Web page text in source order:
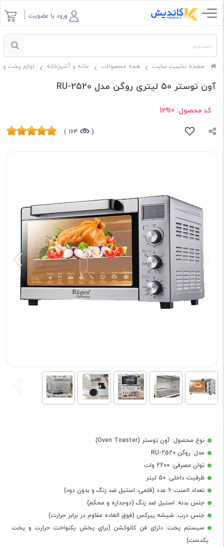
ورود یا عضویت
صفحه نخست سایت همه محصولات خانه و آشپزخانه لوازم پخت و
آون توستر 50 لیتری روگن مدل RU-2520
کد محصول: 12910
(
164 )
نوع محصول: آون توستر (Oven Toaster)
مدل: روگن RU-2520
توان مصرفی: 2200 وات
ظرفیت داخلی: 50 لیتر
تعداد المنت: 6 عدد (قلمی، استیل ضد زنگ و بدون دود)
جنس بدنه: استیل ضد زنگ (دوجداره و محکم)
جنس درب: شیشه پیرکس (فوق العاده مقاوم در برابر حرارت)
سیستم پخت: دارای فن کانوکشن (برای پخش یکنواخت حرارت و پخت
یکدست)